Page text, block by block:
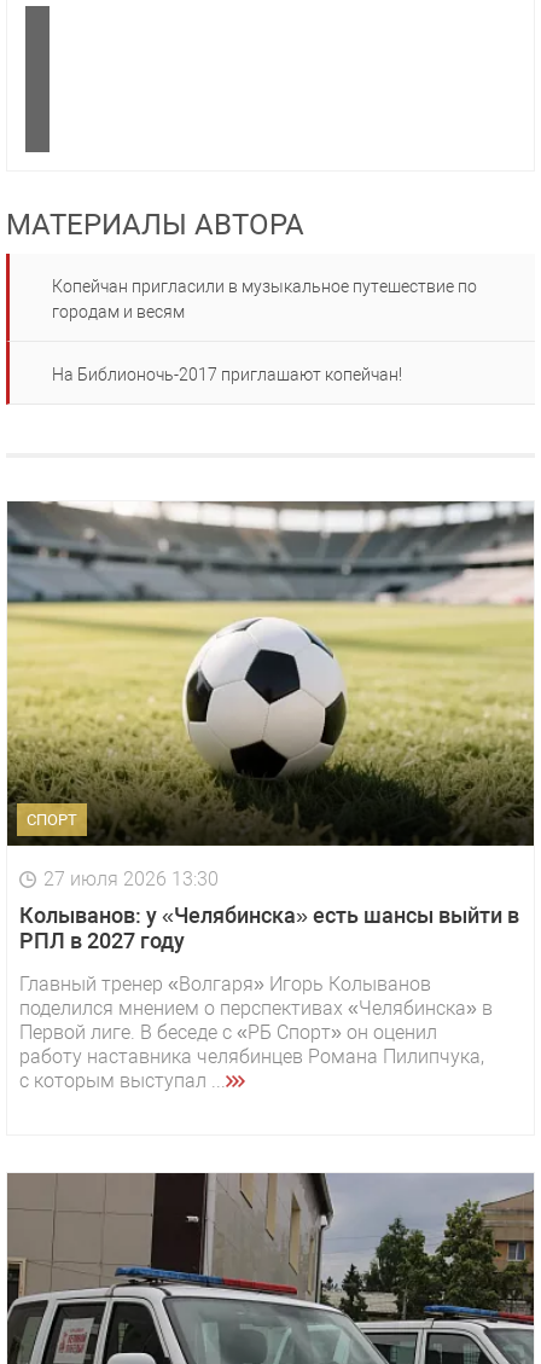
МАТЕРИАЛЫ АВТОРА
Копейчан пригласили в музыкальное путешествие по
городам и весям
На Библионочь-2017 приглашают копейчан!
СПОРТ
27 июля 2026 13:30
Колыванов: у «Челябинска» есть шансы выйти в
РПЛ в 2027 году
Главный тренер «Волгаря» Игорь Колыванов
поделился мнением о перспективах «Челябинска» в
Первой лиге. В беседе с «РБ Спорт» он оценил
работу наставника челябинцев Романа Пилипчука,
с которым выступал ...